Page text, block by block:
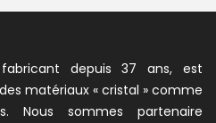
fabricant depuis 37 ans, est
matériaux « cristal » comme
Nous sommes partenaire